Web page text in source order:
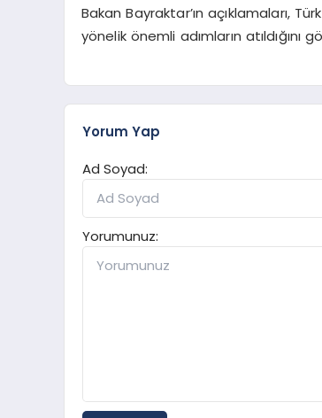
Bakan Bayraktar’ın açıklamaları,
yönelik önemli adımların atıldığını
Yorum Yap
Ad Soyad:
Yorumunuz: